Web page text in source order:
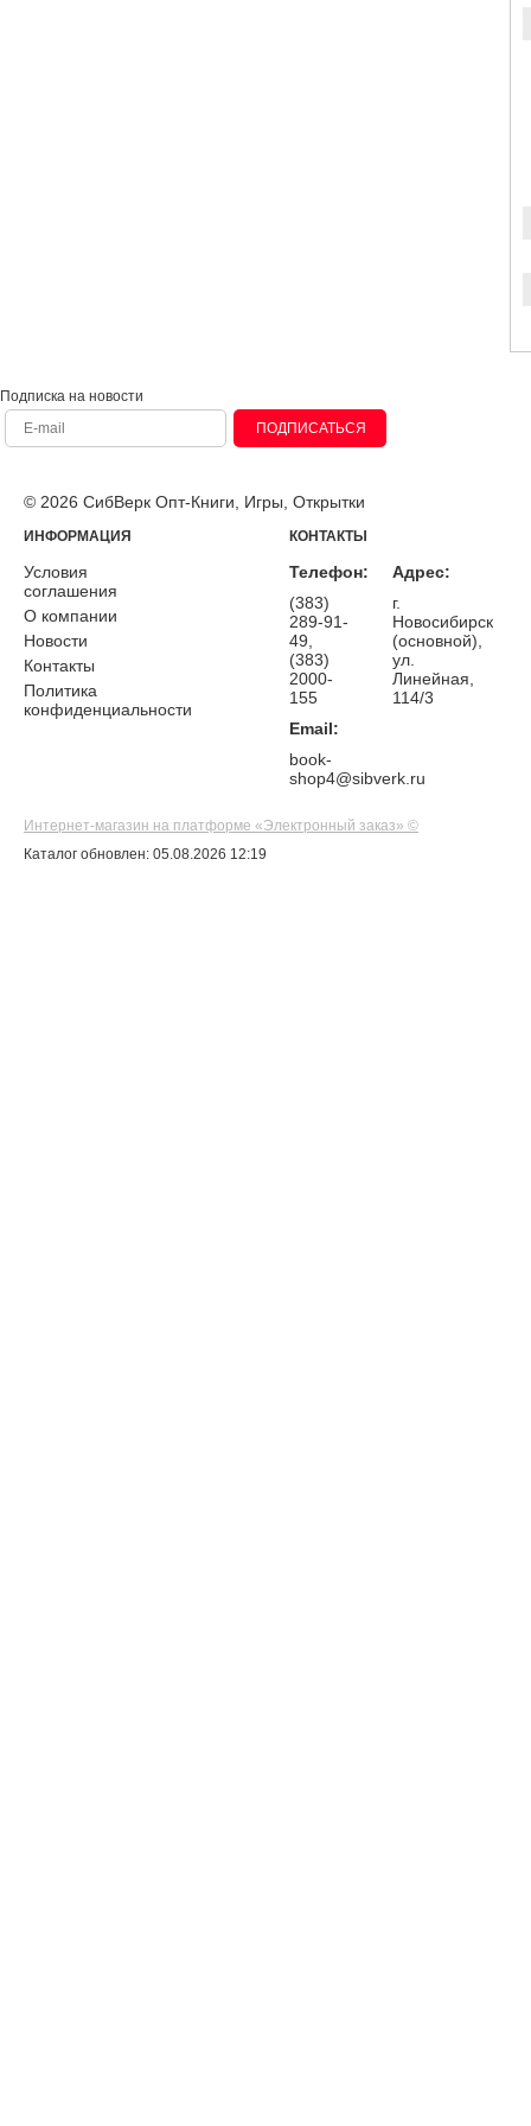
Подписка на новости
ПОДПИСАТЬСЯ
© 2026 СибВерк Опт-Книги, Игры, Открытки
ИНФОРМАЦИЯ
Условия
соглашения
О компании
Новости
Контакты
Политика
конфиденциальности
КОНТАКТЫ
Телефон:
(383)
289-91-
49,
(383)
2000-
155
Email:
book-
shop4@sibverk.ru
Адрес:
г.
Новосибирск
(основной),
ул.
Линейная,
114/3
Интернет-магазин на платформе «Электронный заказ» ©
Каталог обновлен: 05.08.2026 12:19